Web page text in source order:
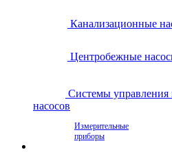
Канализационные
Центробежные
Системы управления
насосов
Измерительные
приборы